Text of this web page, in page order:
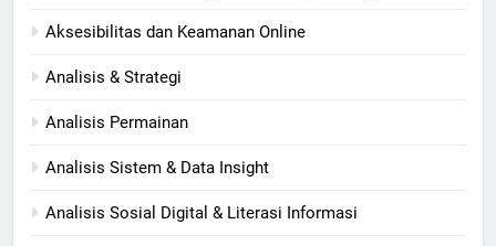
Aksesibilitas dan Keamanan Online
Analisis & Strategi
Analisis Permainan
Analisis Sistem & Data Insight
Analisis Sosial Digital & Literasi Informasi